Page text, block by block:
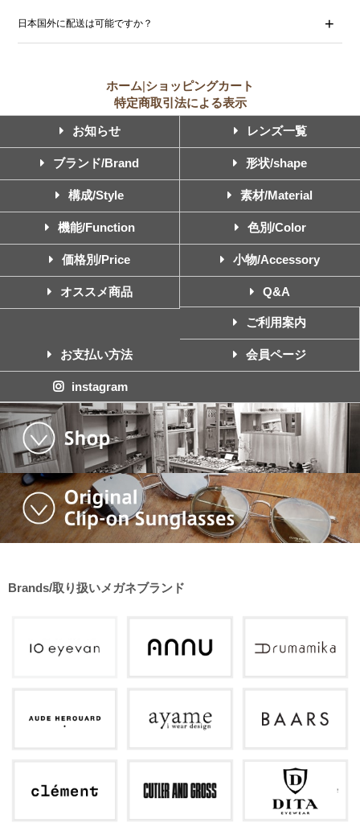
日本国外に配送は可能ですか？
ホーム|ショッピングカート
特定商取引法による表示
お知らせ レンズ一覧
ブランド/Brand 形状/shape
構成/Style 素材/Material
機能/Function 色別/Color
価格別/Price 小物/Accessory
オススメ商品 Q&A
ご利用案内
お支払い方法 会員ページ
instagram
Brands/取り扱いメガネブランド